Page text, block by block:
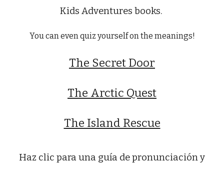
Kids Adventures books.
You can even quiz yourself on the meanings!
The Secret Door
The Arctic Quest
The Island Rescue
Haz clic para una guía de pronunciación y